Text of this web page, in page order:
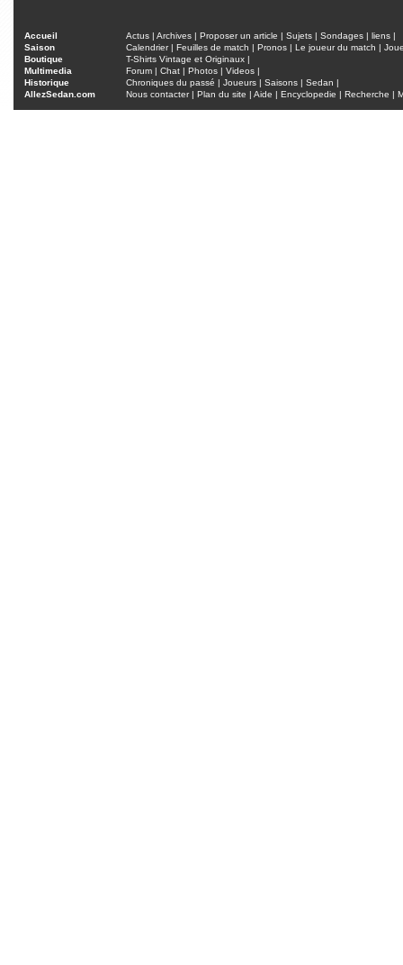
Accueil Actus | Archives | Proposer un article | Sujets | Sondages | liens |
Saison
Calendrier| Feuilles de match | Pronos | Le joueur du match |
Boutique
T-Shirts Vintage et Originaux |
Multimedia
Forum | Chat | Photos | Videos |
Historique
Chroniques du passé | Joueurs | Saisons | Sedan |
AllezSedan.com
Nous contacter| Plan du site | Aide | Encyclopedie | Recherche |